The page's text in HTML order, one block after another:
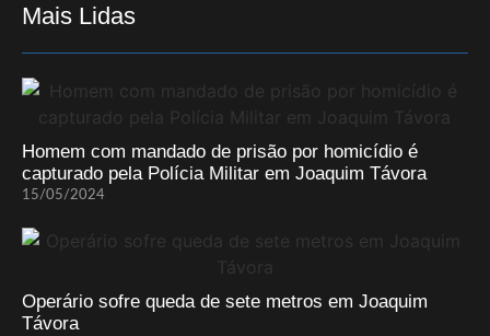
Mais Lidas
Homem com mandado de prisão por homicídio é
capturado pela Polícia Militar em Joaquim Távora
15/05/2024
Operário sofre queda de sete metros em Joaquim
Távora